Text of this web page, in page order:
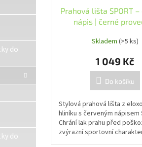
do
do
Prahová lišta SPORT
nápis | černé
Skladem (>5 ks)
1 049 Kč
Do košíku
Stylová prahová lišta z
hliníku s červeným nápisem
Chrání lak prahu před
zvýrazní sportovní